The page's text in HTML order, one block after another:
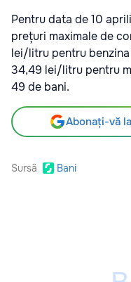
Pentru data de 10
prețuri maximale de
lei/litru pentru benzina
34,49 lei/litru pentru
49 de bani.
Abonați-vă
Sursă Bani